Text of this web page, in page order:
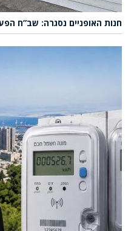
חנות האופניים נסגרה: שב”ח